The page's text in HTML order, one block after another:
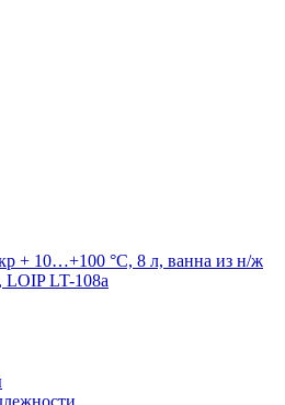
+ 10…+100 °C, 8 л, ванна из н/ж
LOIP LT-108a